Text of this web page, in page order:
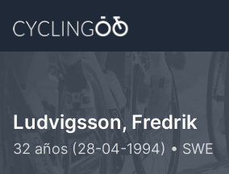
Ludvigsson, Fredrik
32 años (28-04-1994) • SWE